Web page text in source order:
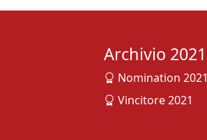
Archivio 2021
Nomination 2021
Vincitore 2021